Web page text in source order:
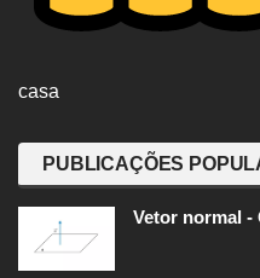
casa
PUBLICAÇÕES
Vetor normal -